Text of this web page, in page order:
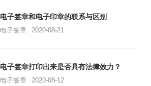
电子签章和电子印章的联系与区别
电子签章 2020-08-21
电子签章打印出来是否具有法律效力？
电子签章 2020-08-12